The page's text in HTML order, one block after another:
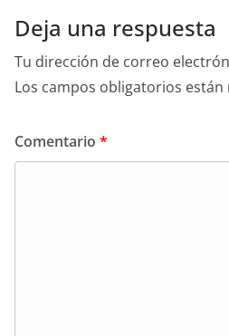
Deja una respuesta
Tu dirección de correo
Los campos obligatorios están
Comentario *